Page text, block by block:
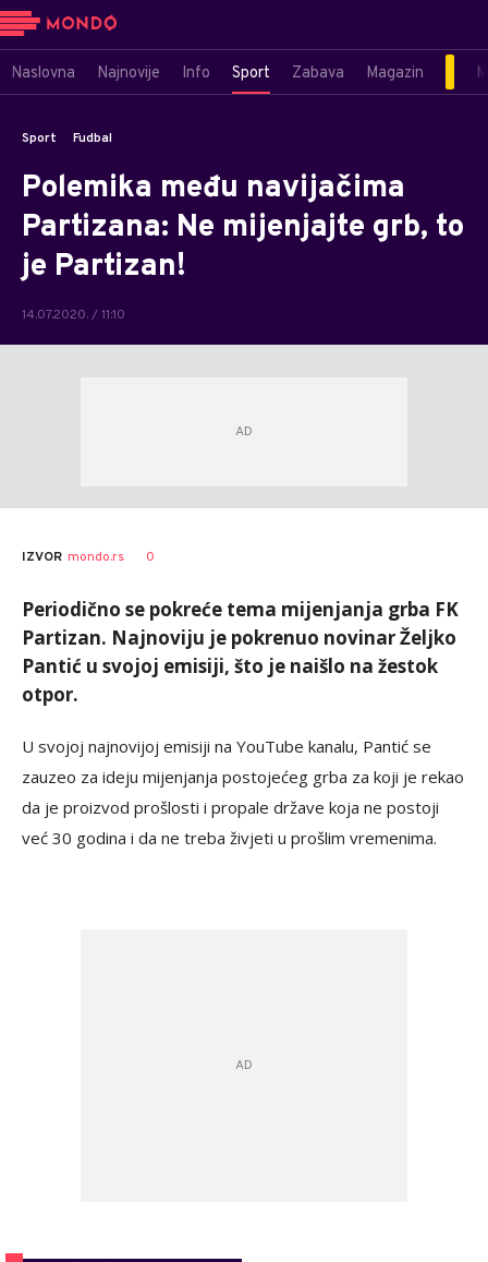
Naslovna Najnovije Info Sport Zabava Magazin
Sport Fudbal
Polemika među navijačima
Partizana: Ne mijenjajte grb, to
je Partizan!
14.07.2020. / 11:10
IZVOR mondo.rs 0
Periodično se pokreće tema mijenjanja grba FK
Partizan. Najnoviju je pokrenuo novinar Željko
Pantić u svojoj emisiji, što je naišlo na žestok
otpor.
U svojoj najnovijoj emisiji na YouTube kanalu, Pantić se
zauzeo za ideju mijenjanja postojećeg grba za koji je rekao
da je proizvod prošlosti i propale države koja ne postoji
već 30 godina i da ne treba živjeti u prošlim vremenima.